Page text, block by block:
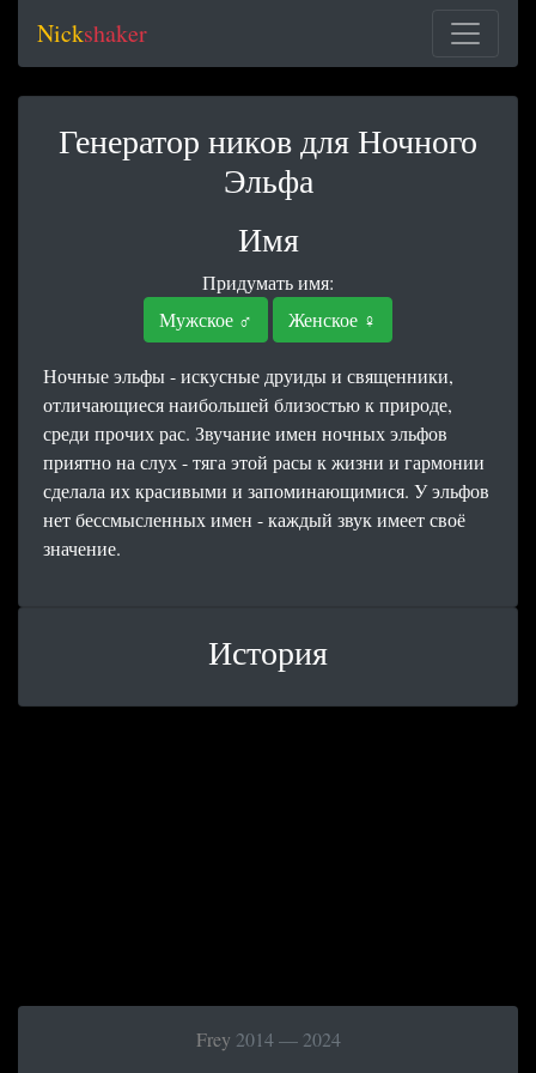
Nickshaker
Генератор ников для Ночного
Эльфа
Имя
Придумать имя:
Мужское ♂
Женское ♀
Ночные эльфы - искусные друиды и священники,
отличающиеся наибольшей близостью к природе,
среди прочих рас. Звучание имен ночных эльфов
приятно на слух - тяга этой расы к жизни и гармонии
сделала их красивыми и запоминающимися. У эльфов
нет бессмысленных имен - каждый звук имеет своё
значение.
История
Frey 2014 — 2024